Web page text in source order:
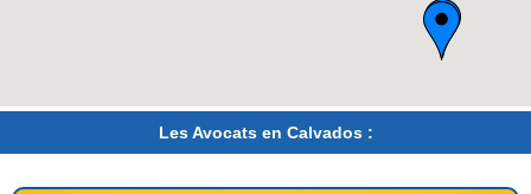
Les Avocats en Calvados :